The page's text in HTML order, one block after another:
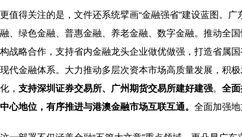
更值得关注的是，文件还系统擘画“金融强省”建设蓝图。
融、绿色金融、普惠金融、养老金融、数字金融。推动全
构战略合作，支持省内金融龙头企业做优做强，打造省属
现代金融体系。大力推动多层次资本市场高质量发展，积
化， 支持深圳证券交易所、广州期货交易所建好建强。 全
中心地位，有序推进与港澳金融市场互联互通。 全面加强